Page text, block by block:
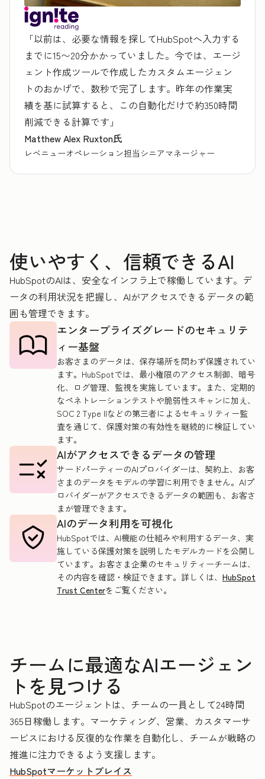
「以前は、必要な情報を探してHubSpotへ入力する
までに15〜20分かかっていました。今では、エージ
ェント作成ツールで作成したカスタムエージェン
トのおかげで、数秒で完了します。昨年の作業実
績を基に試算すると、この自動化だけで約350時間
削減できる計算です」
Matthew Alex Ruxton氏
レベニューオペレーション担当シニアマネージャー
使いやすく、信頼できるAI
HubSpotのAIは、安全なインフラ上で稼働しています。デ
ータの利用状況を把握し、AIがアクセスできるデータの範
囲も管理できます。
エンタープライズグレードのセキュリテ
ィー基盤
お客さまのデータは、保存場所を問わず保護されてい
ます。HubSpotでは、最小権限のアクセス制御、暗号
化、ログ管理、監視を実施しています。また、定期的
なペネトレーションテストや脆弱性スキャンに加え、
SOC 2 Type IIなどの第三者によるセキュリティー監
査を通じて、保護対策の有効性を継続的に検証してい
ます。
AIがアクセスできるデータの管理
サードパーティーのAIプロバイダーは、契約上、お客
さまのデータをモデルの学習に利用できません。AIプ
ロバイダーがアクセスできるデータの範囲も、お客さ
まが管理できます。
AIのデータ利用を可視化
HubSpotでは、AI機能の仕組みや利用するデータ、実
施している保護対策を説明したモデルカードを公開し
ています。お客さま企業のセキュリティーチームは、
その内容を確認・検証できます。詳しくは、 HubSpot
Trust Centerをご覧ください。
チームに最適なAIエージェン
トを見つける
HubSpotのエージェントは、チームの一員として24時間
365日稼働します。マーケティング、営業、カスタマーサ
ービスにおける反復的な作業を自動化し、チームが戦略の
推進に注力できるよう支援します。
HubSpotマーケットプレイス